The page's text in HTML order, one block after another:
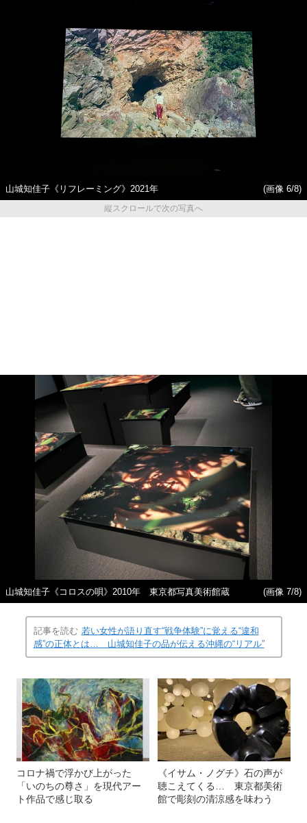
山城知佳子《リフレーミング》2021年
(画像 6/8)
縦スクロールで次の写真へ
山城知佳子《コロスの唄》2010年 東京都写真美術館蔵 (画像 7/8)
記事を読む 若い女性が語り直す“戦争体験”に覚える“違和
感”の正体とは… 山城知佳子の品が伝える沖縄の“リアル”
コロナ禍で浮かび上がった
「いのちの尊さ」を現代アー
ト作品で感じ取る
《イサム・ノグチ》石の声が
聴こえてくる… 東京都美術
館で彫刻の清涼感を味わう